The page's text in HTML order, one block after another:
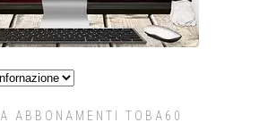
ABBONAMENTI TOBA60